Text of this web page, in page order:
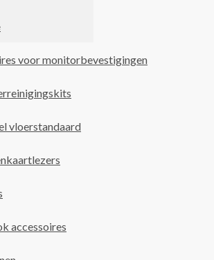
voor monitorbevestigingen
vloerstandaard
accessoires